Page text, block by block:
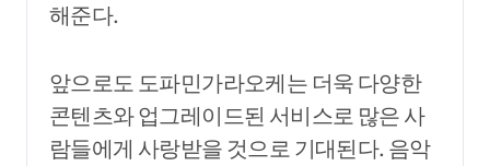
해준다.
앞으로도 도파민가라오케는 더욱 다양한
콘텐츠와 업그레이드된 서비스로 많은 사
람들에게 사랑받을 것으로 기대된다. 음악